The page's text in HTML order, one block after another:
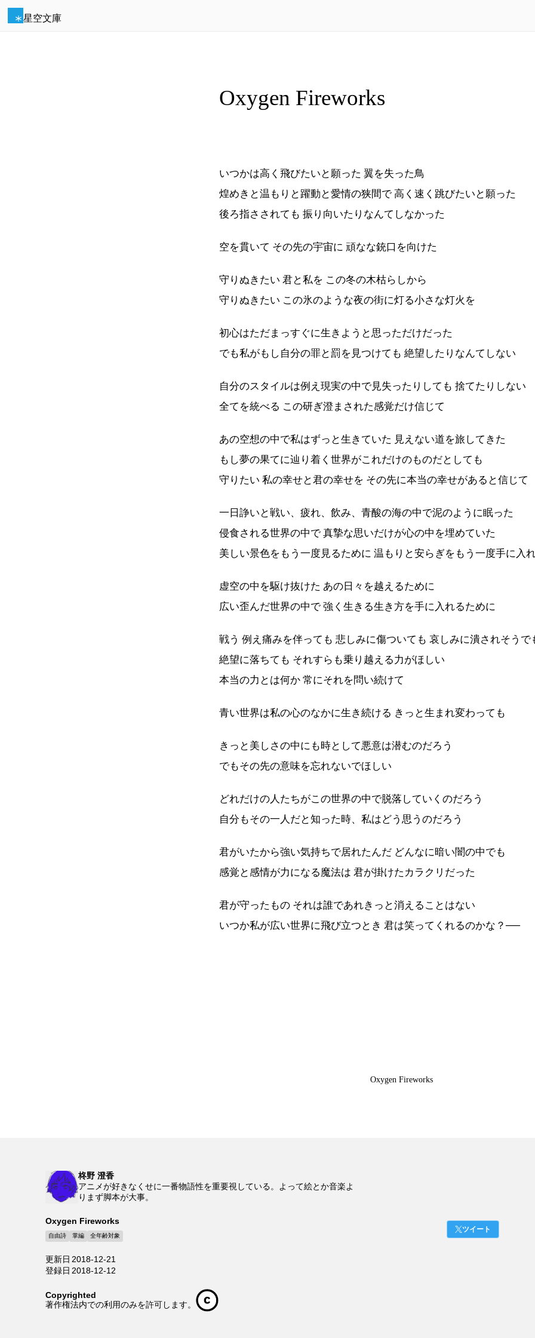
星空文庫
Oxygen Fireworks
いつかは高く飛びたいと願った 翼を失った鳥
煌めきと温もりと躍動と愛情の狭間で 高く速く跳びたいと願った
後ろ指さされても 振り向いたりなんてしなかった
空を貫いて その先の宇宙に 頑なな銃口を向けた
守りぬきたい 君と私を この冬の木枯らしから
守りぬきたい この氷のような夜の街に灯る小さな灯火を
初心はただまっすぐに生きようと思っただけだった
でも私がもし自分の罪と罰を見つけても 絶望したりなんてしない
自分のスタイルは例え現実の中で見失ったりしても 捨てたりしない
全てを統べる この研ぎ澄まされた感覚だけ信じて
あの空想の中で私はずっと生きていた 見えない道を旅してきた
もし夢の果てに辿り着く世界がこれだけのものだとしても
守りたい 私の幸せと君の幸せを その先に本当の幸せがあると信じて
一日諍いと戦い、疲れ、飲み、青酸の海の中で泥のように眠った
侵食される世界の中で 真摯な思いだけが心の中を埋めていた
美しい景色をもう一度見るために 温もりと安らぎをもう一度手に入
虚空の中を駆け抜けた あの日々を越えるために
広い歪んだ世界の中で 強く生きる生き方を手に入れるために
戦う 例え痛みを伴っても 悲しみに傷ついても 哀しみに潰されそうで
絶望に落ちても それすらも乗り越える力がほしい
本当の力とは何か 常にそれを問い続けて
青い世界は私の心のなかに生き続ける きっと生まれ変わっても
きっと美しさの中にも時として悪意は潜むのだろう
でもその先の意味を忘れないでほしい
どれだけの人たちがこの世界の中で脱落していくのだろう
自分もその一人だと知った時、私はどう思うのだろう
君がいたから強い気持ちで居れたんだ どんなに暗い闇の中でも
感覚と感情が力になる魔法は 君が掛けたカラクリだった
君が守ったもの それは誰であれきっと消えることはない
いつか私が広い世界に飛び立つとき 君は笑ってくれるのかな？──
Oxygen Fireworks
柊野 澄香
アニメが好きなくせに一番物語性を重要視している。よって絵とか音楽よ
りまず脚本が大事。
Oxygen Fireworks
自由詩 掌編 全年齢対象
更新日 2018-12-21
登録日 2018-12-12
Copyrighted
著作権法内での利用のみを許可します。
ツイート